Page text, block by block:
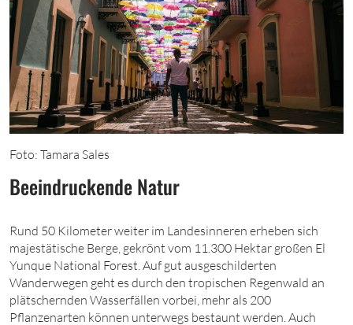
Foto: Tamara Sales
Beeindruckende Natur
Rund 50 Kilometer weiter im Landesinneren erheben sich
majestätische Berge, gekrönt vom 11.300 Hektar großen El
Yunque National Forest. Auf gut ausgeschilderten
Wanderwegen geht es durch den tropischen Regenwald an
plätschernden Wasserfällen vorbei, mehr als 200
Pflanzenarten können unterwegs bestaunt werden. Auch